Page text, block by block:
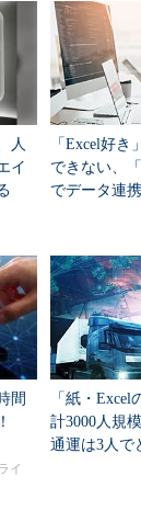
在しているだ
行っている場
としてインポ
キストファイ
ータ］タブを
ル］ボタンを
人
イ
「Excel好き
できない、
でデータ連
間
イ
「紙・Excel
計3000人規
通運は3人で